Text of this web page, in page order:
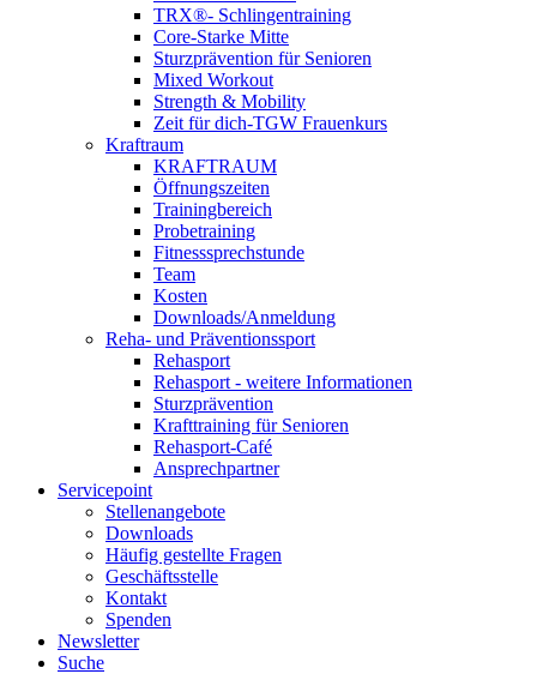
TRX®- Schlingentraining
Core-Starke Mitte
Sturzprävention für Senioren
Mixed Workout
Strength & Mobility
Zeit für dich-TGW Frauenkurs
Kraftraum
KRAFTRAUM
Öffnungszeiten
Trainingbereich
Probetraining
Fitnesssprechstunde
Team
Kosten
Downloads/Anmeldung
Reha- und Präventionssport
Rehasport
Rehasport - weitere Informationen
Sturzprävention
Krafttraining für Senioren
Rehasport-Café
Ansprechpartner
Servicepoint
Stellenangebote
Downloads
Häufig gestellte Fragen
Geschäftsstelle
Kontakt
Spenden
Newsletter
Suche